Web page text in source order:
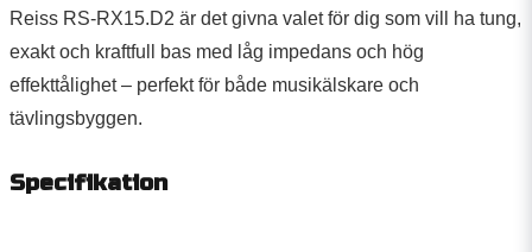
Reiss RS-RX15.D2 är det givna valet för dig som vill ha tung,
exakt och kraftfull bas med låg impedans och hög
effekttålighet – perfekt för både musikälskare och
tävlingsbyggen.
Specifikation